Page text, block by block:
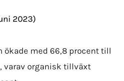
2023)
ökade med 66,8 procent till
varav organisk tillväxt